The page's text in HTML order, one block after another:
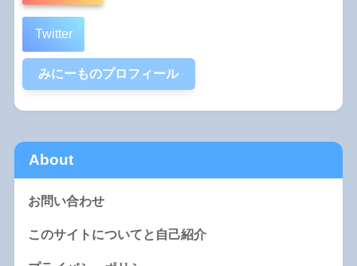
Twitter
みにーものプロフィール
About
お問い合わせ
このサイトについてと自己紹介